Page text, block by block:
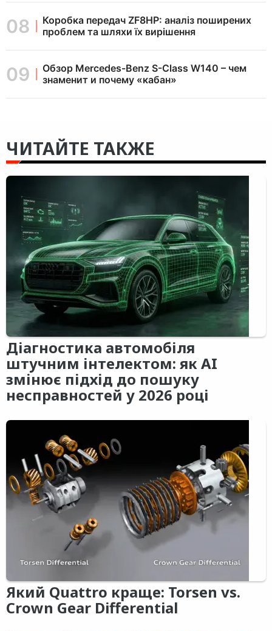
Коробка передач ZF8HP: аналіз поширених
проблем та шляхи їх вирішення
Обзор Mercedes-Benz S-Class W140 – чем
знаменит и почему «кабан»
ЧИТАЙТЕ ТАКЖЕ
Діагностика автомобіля
штучним інтелектом: як AI
змінює підхід до пошуку
несправностей у 2026 році
Який Quattro краще: Torsen vs.
Crown Gear Differential